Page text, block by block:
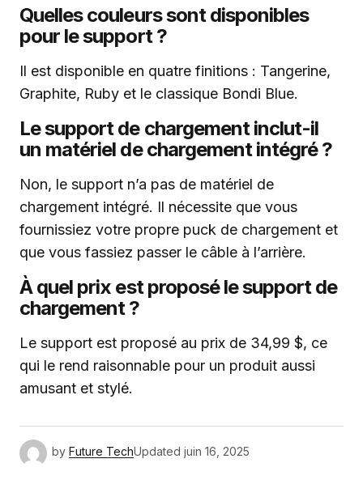
Quelles couleurs sont disponibles
pour le support ?
Il est disponible en quatre finitions : Tangerine,
Graphite, Ruby et le classique Bondi Blue.
Le support de chargement inclut-il
un matériel de chargement intégré ?
Non, le support n’a pas de matériel de
chargement intégré. Il nécessite que vous
fournissiez votre propre puck de chargement et
que vous fassiez passer le câble à l’arrière.
À quel prix est proposé le support de
chargement ?
Le support est proposé au prix de 34,99 $, ce
qui le rend raisonnable pour un produit aussi
amusant et stylé.
by Future TechUpdated juin 16, 2025